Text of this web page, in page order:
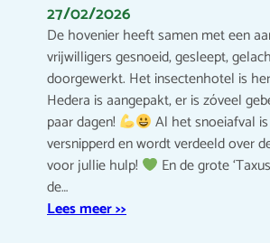
27/02/2026
De hovenier heeft samen met een
vrijwilligers gesnoeid, gesleept,
doorgewerkt. Het insectenhotel is
Hedera is aangepakt, er is zóveel
paar dagen!
Al het snoeiafval
versnipperd en wordt verdeeld over
voor jullie hulp!
En de grote
de…
Lees meer >>